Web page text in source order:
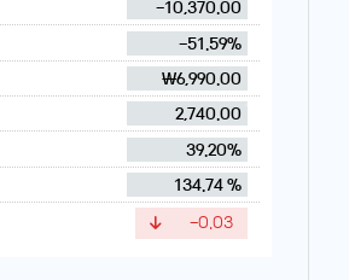
-10,370.00
-51.59%
₩6,990.00
2,740.00
39.20%
134.74 %
-0.03